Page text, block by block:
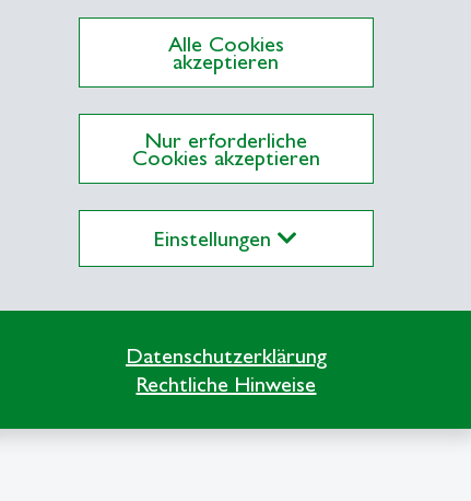
Alle Cookies
akzeptieren
Nur erforderliche
Cookies akzeptieren
Einstellungen
Datenschutzerklärung
Rechtliche Hinweise